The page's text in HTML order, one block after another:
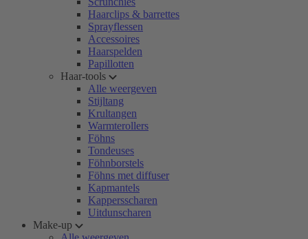
Haarclips & barrettes
Sprayflessen
Accessoires
Haarspelden
Papillotten
Haar-tools
Alle weergeven
Stijltang
Krultangen
Warmterollers
Föhns
Tondeuses
Föhnborstels
Föhns met diffuser
Kapmantels
Kappersscharen
Uitdunscharen
Make-up